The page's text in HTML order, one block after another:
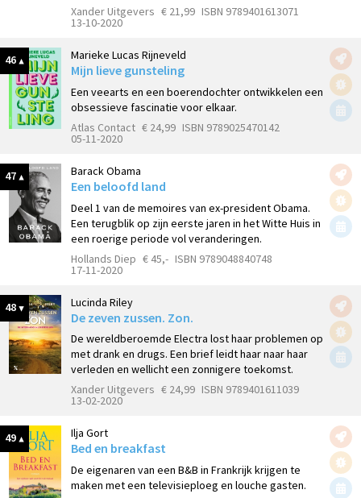
Xander Uitgevers € 21,99 ISBN 9789401613071
13-10-2020
46 Marieke Lucas Rijneveld
Mijn lieve gunsteling
Een veearts en een boerendochter ontwikkelen een
obsessieve fascinatie voor elkaar.
Atlas Contact € 24,99 ISBN 9789025470142
05-11-2020
47 Barack Obama
Een beloofd land
Deel 1 van de memoires van ex-president Obama.
Een terugblik op zijn eerste jaren in het Witte Huis in
een roerige periode vol veranderingen.
Hollands Diep € 45,- ISBN 9789048840748
17-11-2020
48 Lucinda Riley
De zeven zussen. Zon.
De wereldberoemde Electra lost haar problemen op
met drank en drugs. Een brief leidt haar naar haar
verleden en wellicht een zonnigere toekomst.
Xander Uitgevers € 24,99 ISBN 9789401611039
13-02-2020
49 Ilja Gort
Bed en breakfast
De eigenaren van een B&B in Frankrijk krijgen te
maken met een televisieploeg en louche gasten.